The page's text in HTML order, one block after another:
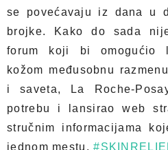
se povećavaju iz dana u
brojke. Kako do sada
forum koji bi omogućio
kožom međusobnu
i saveta, La Roche-
potrebu i lansirao web
stručnim informacijama
jednom mestu ,